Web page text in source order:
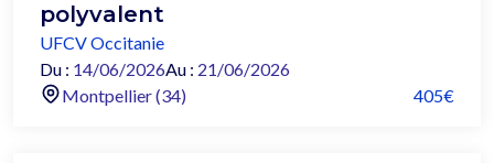
polyvalent
UFCV Occitanie
Du : 14/06/2026Au : 21/06/2026
Montpellier (34)
405€